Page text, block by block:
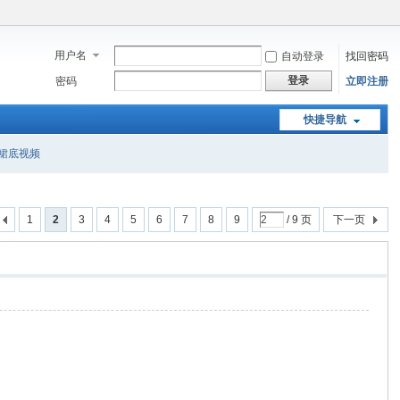
用户名 自动登录
找回密码
密码
登录 立即注册
快捷导航
底视频
1 2 3 4 5 6 7 8 9 / 9 页 下一页